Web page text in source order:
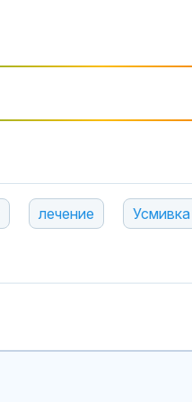
лечение Усмивка